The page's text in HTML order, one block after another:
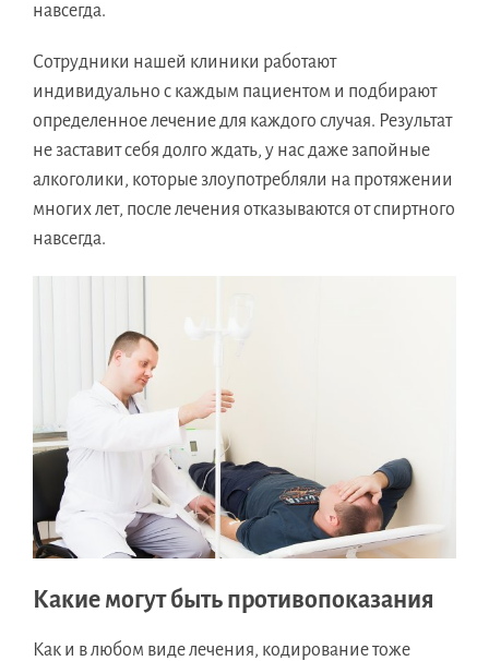
навсегда.
Сотрудники нашей клиники работают
индивидуально с каждым пациентом и подбирают
определенное лечение для каждого случая. Результат
не заставит себя долго ждать, у нас даже запойные
алкоголики, которые злоупотребляли на протяжении
многих лет, после лечения отказываются от спиртного
навсегда.
Какие могут быть противопоказания
Как и в любом виде лечения, кодирование тоже